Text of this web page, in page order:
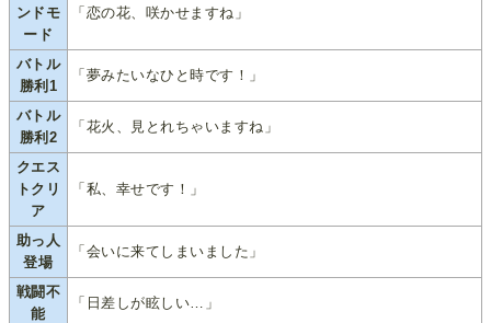
ンドモ
ード
「恋の花、咲かせますね」
バトル
勝利1
「夢みたいなひと時です！」
バトル
勝利2
「花火、見とれちゃいますね」
クエス
トクリ
ア
「私、幸せです！」
助っ人
登場
「会いに来てしまいました」
戦闘不
能
「日差しが眩しい…」